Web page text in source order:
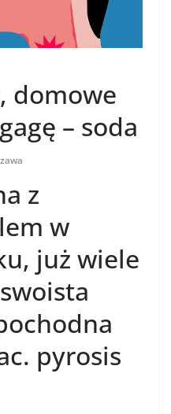
domowe
– soda
z
w
już wiele
pyrosis